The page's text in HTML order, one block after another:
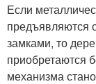
Если
предъявляются
замками, то
приобретаются
механизма